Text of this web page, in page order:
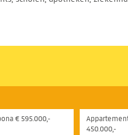
€ 595.000,-
450.000,-